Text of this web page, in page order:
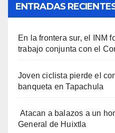
ENTRADAS
En la frontera sur, el INM
trabajo conjunta con el
Joven ciclista pierde el
banqueta en Tapachula
Atacan a balazos a un
General de Huixtla